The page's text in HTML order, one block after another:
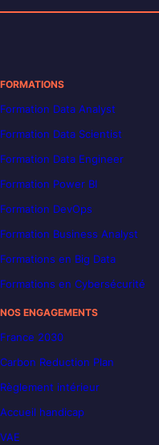
FORMATIONS
Formation Data Analyst
Formation Data Scientist
Formation Data Engineer
Formation Power BI
Formation DevOps
Formation Business Analyst
Formations en Big Data
Formations en Cybersécurité
NOS ENGAGEMENTS
France 2030
Carbon Reduction Plan
Règlement intérieur
Accueil handicap
VAE